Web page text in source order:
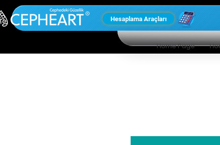
Hesaplama Araçları
Home Page